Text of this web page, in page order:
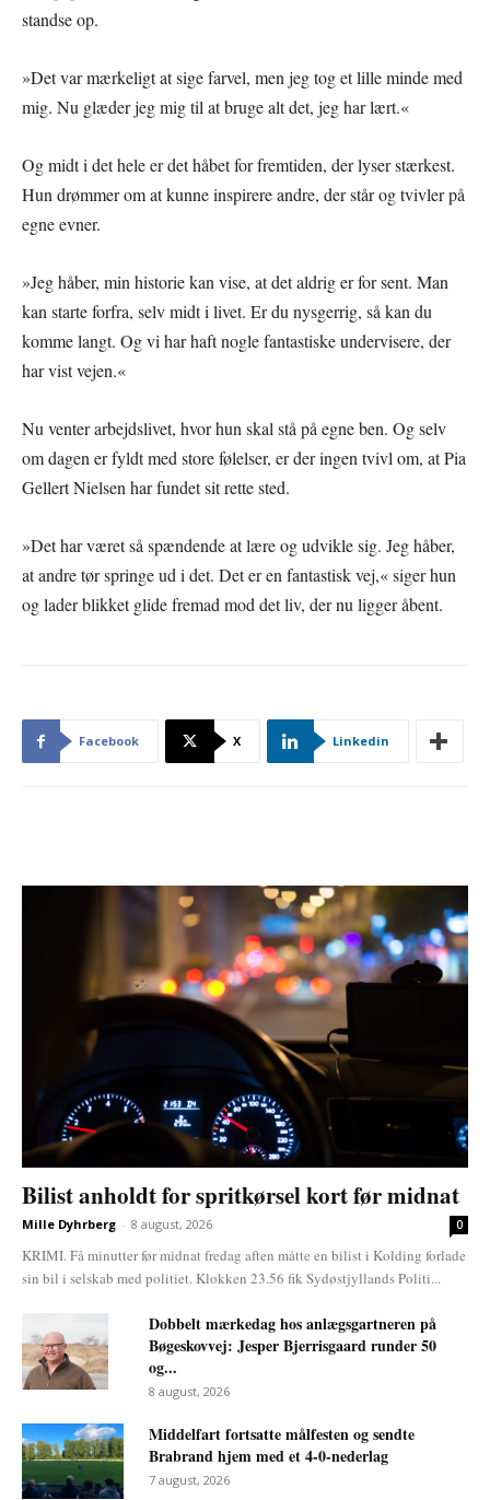
standse op.
»Det var mærkeligt at sige farvel, men jeg tog et lille minde med
mig. Nu glæder jeg mig til at bruge alt det, jeg har lært.«
Og midt i det hele er det håbet for fremtiden, der lyser stærkest.
Hun drømmer om at kunne inspirere andre, der står og tvivler på
egne evner.
»Jeg håber, min historie kan vise, at det aldrig er for sent. Man
kan starte forfra, selv midt i livet. Er du nysgerrig, så kan du
komme langt. Og vi har haft nogle fantastiske undervisere, der
har vist vejen.«
Nu venter arbejdslivet, hvor hun skal stå på egne ben. Og selv
om dagen er fyldt med store følelser, er der ingen tvivl om, at Pia
Gellert Nielsen har fundet sit rette sted.
»Det har været så spændende at lære og udvikle sig. Jeg håber,
at andre tør springe ud i det. Det er en fantastisk vej,« siger hun
og lader blikket glide fremad mod det liv, der nu ligger åbent.
Facebook X Linkedin
Bilist anholdt for spritkørsel kort før midnat
Mille Dyhrberg - 8 august, 2026 0
KRIMI. Få minutter før midnat fredag aften måtte en bilist i Kolding forlade
sin bil i selskab med politiet. Klokken 23.56 fik Sydøstjyllands Politi...
Dobbelt mærkedag hos anlægsgartneren på
Bøgeskovvej: Jesper Bjerrisgaard runder 50
og...
8 august, 2026
Middelfart fortsatte målfesten og sendte
Brabrand hjem med et 4-0-nederlag
7 august, 2026